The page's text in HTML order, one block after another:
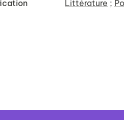
Littérature ;